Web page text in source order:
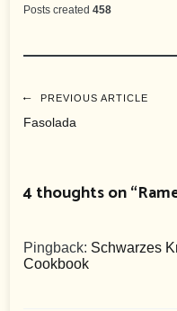
Posts created 458
PREVIOUS ARTICLE
Fasolada
4 thoughts on “
Pingback: Schwarzes
Cookbook